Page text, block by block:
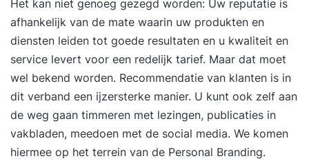
Het kan niet genoeg gezegd worden: Uw reputatie is
afhankelijk van de mate waarin uw produkten en
diensten leiden tot goede resultaten en u kwaliteit en
service levert voor een redelijk tarief. Maar dat moet
wel bekend worden. Recommendatie van klanten is in
dit verband een ijzersterke manier. U kunt ook zelf aan
de weg gaan timmeren met lezingen, publicaties in
vakbladen, meedoen met de social media. We komen
hiermee op het terrein van de Personal Branding.